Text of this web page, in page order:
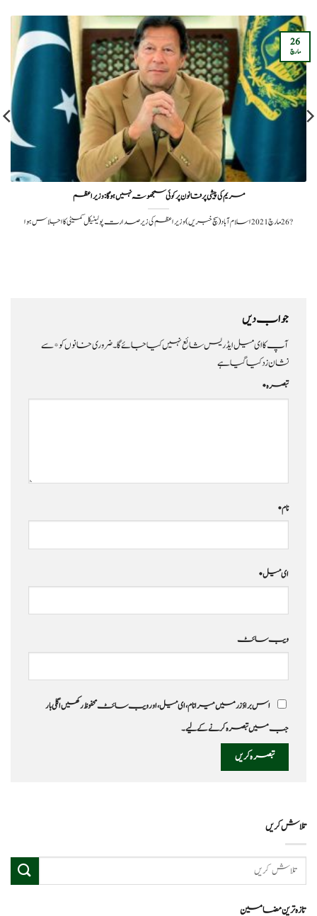
مریم کی پیشی پر قانون پر کوئی سمجھوتہ نہیں ہوگا:وزیر اعظم
?️ 26 مارچ 2021اسلام آباد(سچ خبریں) وزیراعظم کی زیر صدارت پولیٹیکل کمیٹی کا اجلاس ہوا
26
مارچ
جواب دیں
آپ کا ای میل ایڈریس شائع نہیں کیا جائے گا۔ضروری خانوں کو*سے
نشان زد کیا گیا ہے
تبصرہ*
نام*
ای میل*
ویب‌ سائٹ
اس براؤزر میں میرا نام، ای میل، اور ویب سائٹ محفوظ رکھیں اگلی بار
جب میں تبصرہ کرنے کےلیے۔
تلاش کریں
تازہ ترین مضامین